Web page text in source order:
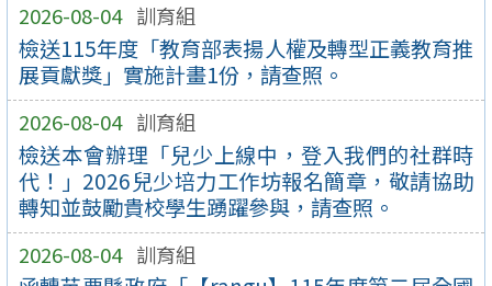
2026-08-04 訓育組
檢送115年度「教育部表揚人權及轉型正義教育推
展貢獻獎」實施計畫1份，請查照。
2026-08-04 訓育組
檢送本會辦理「兒少上線中，登入我們的社群時
代！」2026兒少培力工作坊報名簡章，敬請協助
轉知並鼓勵貴校學生踴躍參與，請查照。
2026-08-04 訓育組